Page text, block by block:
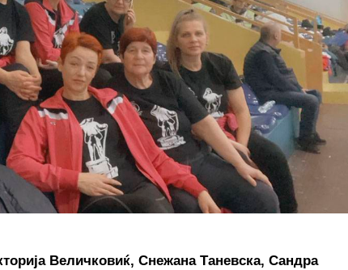
Величковиќ, Снежана Таневска, Сандра